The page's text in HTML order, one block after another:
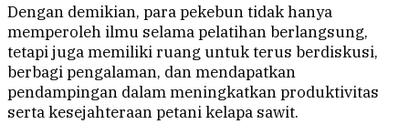
Dengan demikian, para pekebun tidak hanya
memperoleh ilmu selama pelatihan berlangsung,
tetapi juga memiliki ruang untuk terus berdiskusi,
berbagi pengalaman, dan mendapatkan
pendampingan dalam meningkatkan produktivitas
serta kesejahteraan petani kelapa sawit.